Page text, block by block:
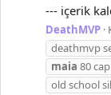
--- içerik
DeathMVP
deathmvp
maia 80 cap
old school